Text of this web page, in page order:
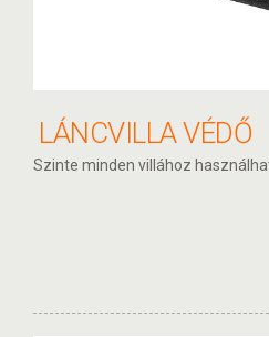
LÁNCVILLA VÉDŐ
Szinte minden villához